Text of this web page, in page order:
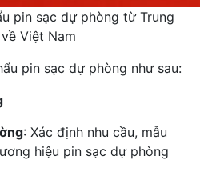
pin sạc dự phòng từ Trung
Việt Nam
pin sạc dự phòng như sau:
: Xác định nhu cầu, mẫu
hiệu pin sạc dự phòng